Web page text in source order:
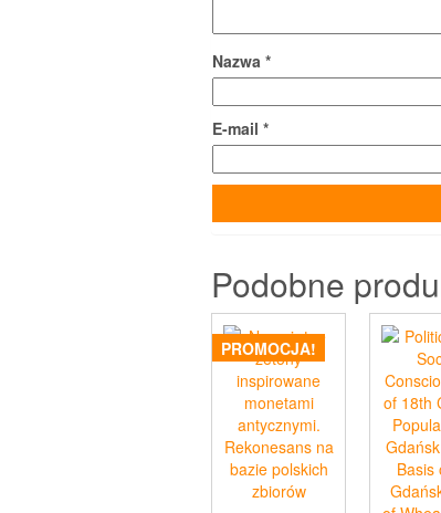
Nazwa *
E-mail *
Podobne
PROMOCJA!